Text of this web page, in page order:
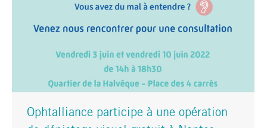
Ophtalliance participe à une opération